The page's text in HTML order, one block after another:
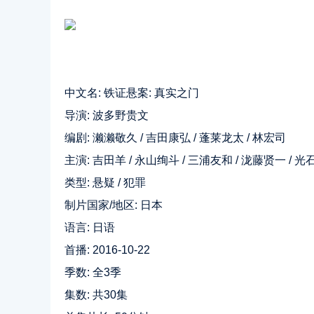
中文名: 铁证悬案: 真实之门
导演: 波多野贵文
编剧: 濑濑敬久 / 吉田康弘 / 蓬莱龙太 / 林宏司
主演: 吉田羊 / 永山绚斗 / 三浦友和 / 泷藤贤一 / 光
类型: 悬疑 / 犯罪
制片国家/地区: 日本
语言: 日语
首播: 2016-10-22
季数: 全3季
集数: 共30集